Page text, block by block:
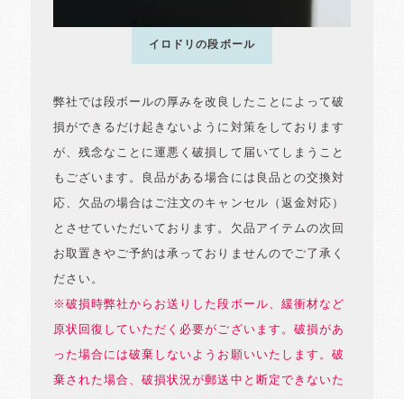
イロドリの段ボール
弊社では段ボールの厚みを改良したことによって破
損ができるだけ起きないように対策をしております
が、残念なことに運悪く破損して届いてしまうこと
もございます。良品がある場合には良品との交換対
応、欠品の場合はご注文のキャンセル（返金対応）
とさせていただいております。欠品アイテムの次回
お取置きやご予約は承っておりませんのでご了承く
ださい。
※破損時弊社からお送りした段ボール、緩衝材など
原状回復していただく必要がございます。破損があ
った場合には破棄しないようお願いいたします。破
棄された場合、破損状況が郵送中と断定できないた